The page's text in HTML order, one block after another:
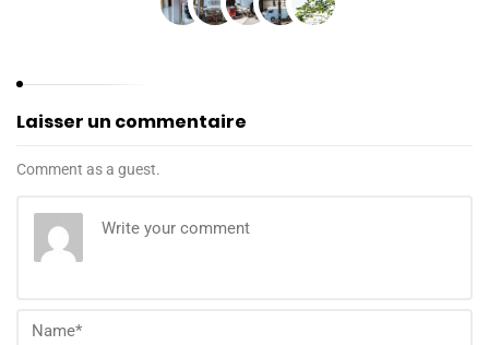
Laisser un commentaire
Comment as a guest.